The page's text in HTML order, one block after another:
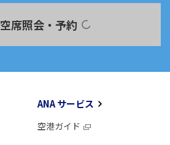
空席照会・予約
ANA サービス
空港ガイド